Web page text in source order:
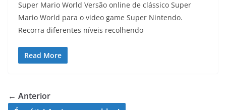
Super Mario World Versão online de clássico Super
Mario World para o video game Super Nintendo.
Recorra diferentes níveis recolhendo
Read More
← Anterior